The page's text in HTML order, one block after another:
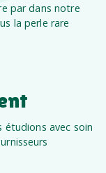
par dans notre
la perle rare
avec soin